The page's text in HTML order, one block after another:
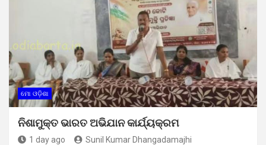
ମୋ ଓଡ଼ିଶା
ନିଶାମୁକ୍ତ ଭାରତ ଅଭିଯାନ କାର୍ଯ୍ୟକ୍ରମ
1 day ago Sunil Kumar Dhangadamajhi